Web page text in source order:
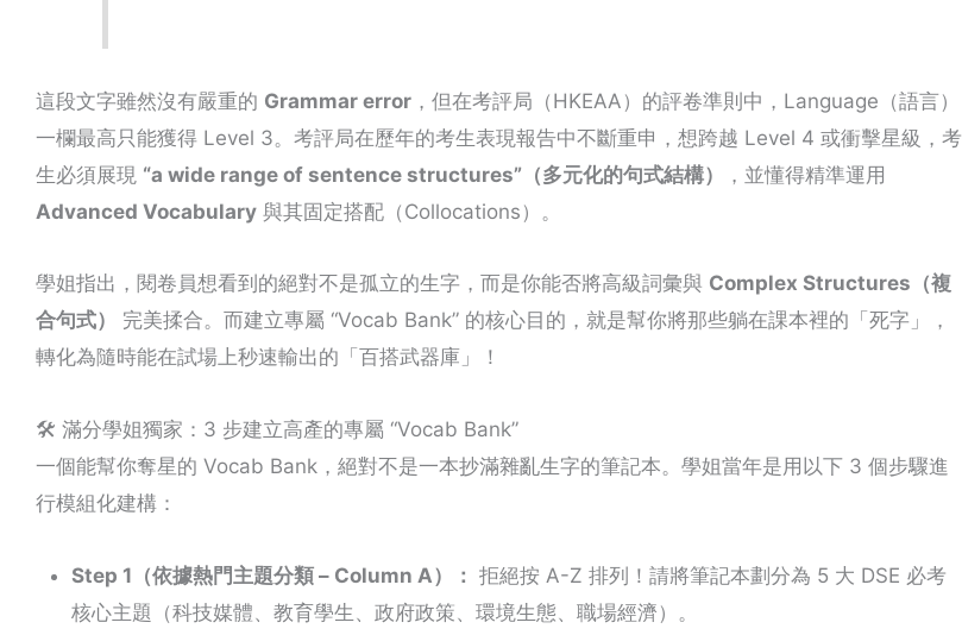
這段文字雖然沒有嚴重的 Grammar error ，但在考評局（HKEAA）的評卷準則中，Language（語言）
一欄最高只能獲得 Level 3。考評局在歷年的考生表現報告中不斷重申，想跨越 Level 4 或衝擊星級，考
生必須展現 “a wide range of sentence structures”（多元化的句式結構）
，並懂得精準運用
Advanced Vocabulary 與其固定搭配（Collocations）。
學姐指出，閱卷員想看到的絕對不是孤立的生字，而是你能否將高級詞彙與 Complex Structures（複
合句式）
完美揉合。而建立專屬 “Vocab Bank” 的核心目的，就是幫你將那些躺在課本裡的「死字」，
轉化為隨時能在試場上秒速輸出的「百搭武器庫」！
🛠️ 滿分學姐獨家：3 步建立高產的專屬 “Vocab Bank”
一個能幫你奪星的 Vocab Bank，絕對不是一本抄滿雜亂生字的筆記本。學姐當年是用以下 3 個步驟進
行模組化建構：
Step 1（依據熱門主題分類 – Column A）： 拒絕按 A-Z 排列！請將筆記本劃分為 5 大 DSE 必考
核心主題（科技媒體、教育學生、政府政策、環境生態、職場經濟）。